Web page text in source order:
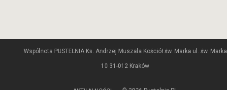
Wspólnota PUSTELNIA Ks. Andrzej Muszala Kościół św. Marka ul. św. Marka
10 31-012 Kraków